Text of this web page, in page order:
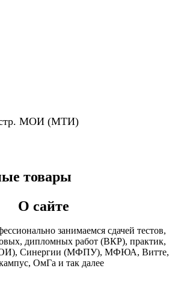
МОИ (МТИ)
товары
О сайте
занимаемся сдачей тестов,
дипломных работ (ВКР), практик,
Синергии (МФПУ), МФЮА, Витте,
ОмГа и так далее